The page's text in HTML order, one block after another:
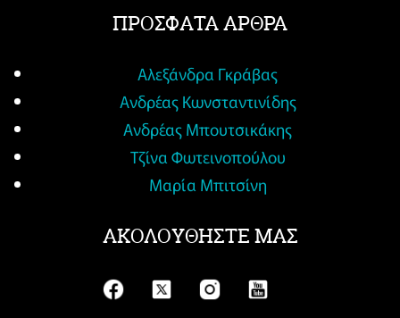
ΠΡΟΣΦΑΤΑ ΑΡΘΡΑ
Αλεξάνδρα Γκράβας
Ανδρέας Κωνσταντινίδης
Ανδρέας Μπουτσικάκης
Τζίνα Φωτεινοπούλου
Μαρία Μπιτσίνη
ΑΚΟΛΟΥΘΗΣΤΕ ΜΑΣ